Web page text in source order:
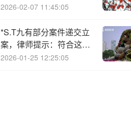
2026-02-07 11:45:05
*S.T九有部分案件递交立
案，律师提示：符合这些
条件可索赔！
2026-01-25 12:25:05